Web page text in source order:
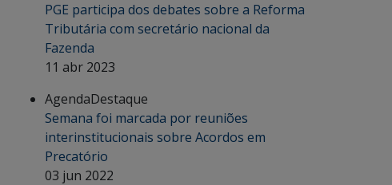
PGE participa dos debates sobre a Reforma
Tributária com secretário nacional da
Fazenda
11 abr 2023
AgendaDestaque
Semana foi marcada por reuniões
interinstitucionais sobre Acordos em
Precatório
03 jun 2022